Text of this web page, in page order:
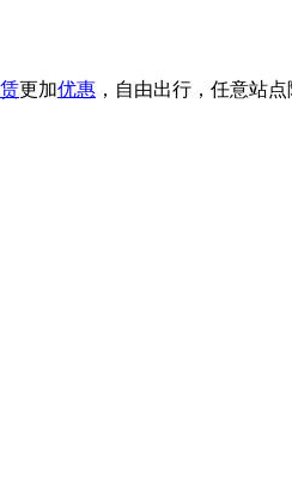
更加优惠 ，自由出行，任意站